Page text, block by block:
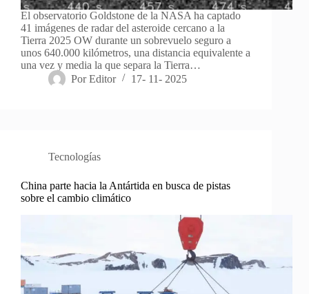
El observatorio Goldstone de la NASA ha captado
41 imágenes de radar del asteroide cercano a la
Tierra 2025 OW durante un sobrevuelo seguro a
unos 640.000 kilómetros, una distancia equivalente a
una vez y media la que separa la Tierra…
Por Editor 17- 11- 2025
Tecnologías
China parte hacia la Antártida en busca de pistas
sobre el cambio climático